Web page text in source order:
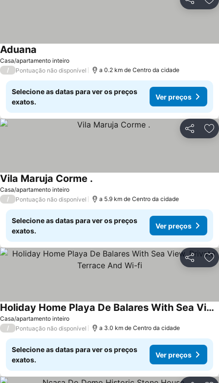
Partilhar
Casa/apartamento inteiro
Aduana
/ Pontuação não disponível a 0.2 km de Centro da cidade
Selecione as datas para ver os preços
exatos.
Ver preços
Partilhar
Casa/apartamento inteiro
Vila Maruja Corme .
/ Pontuação não disponível a 5.9 km de Centro da cidade
Selecione as datas para ver os preços
exatos.
Ver preços
Partilhar
Casa/apartamento inteiro
Holiday Home Playa De Balares With Sea View, Private Terrace And Wi-fi
/ Pontuação não disponível a 3.0 km de Centro da cidade
Selecione as datas para ver os preços
exatos.
Ver preços